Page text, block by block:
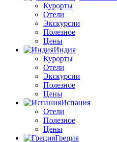
Курорты
Отели
Экскурсии
Полезное
Цены
Индия
Курорты
Отели
Экскурсии
Полезное
Цены
Испания
Отели
Полезное
Цены
Греция